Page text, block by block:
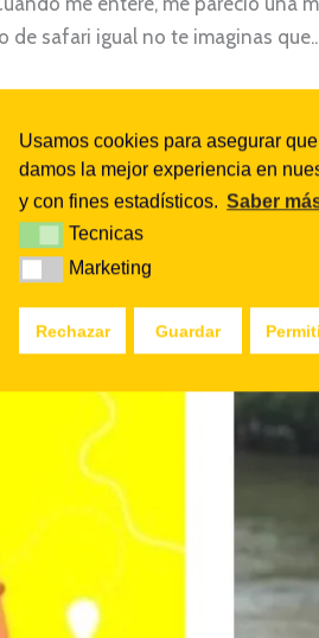
de safari igual no te imaginas que
Usamos cookies para asegurar
damos la mejor experiencia en
y con fines estadísticos. Saber
TecnicasTecnicas
MarketingMarketing
Rechazar Guardar